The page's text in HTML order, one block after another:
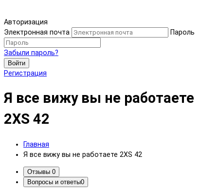
Авторизация
Электронная почта
Пароль
Забыли пароль?
Войти
Регистрация
Я все вижу вы не работаете
2XS 42
Главная
Я все вижу вы не работаете 2XS 42
Отзывы 0
Вопросы и ответы0